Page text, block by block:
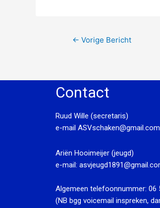
← Vorige Bericht
Contact
Ruud Wille (secretaris)
e-mail ASVschaken@gmail.com
Ariën Hooimeijer (jeugd)
e-mail:
Algemeen telefoonnummer: 06
(NB bgg voicemail inspreken,